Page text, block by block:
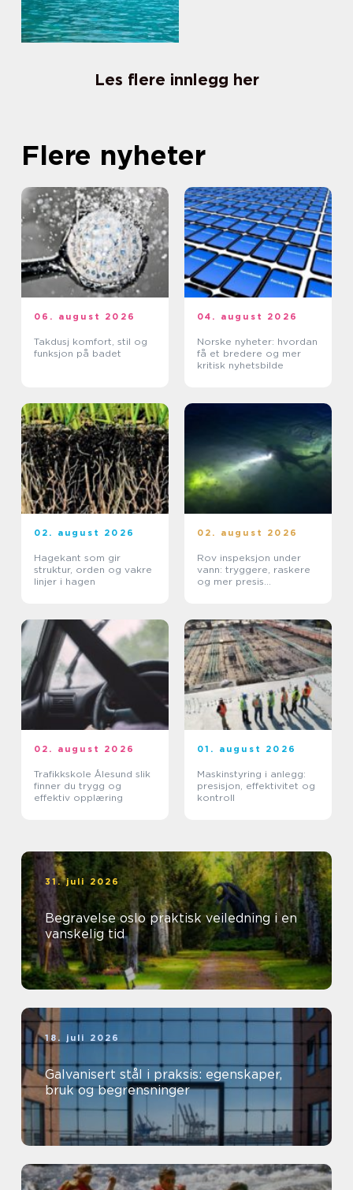
Les flere innlegg her
Flere nyheter
06. august 2026
Takdusj komfort, stil og
funksjon på badet
04. august 2026
Norske nyheter: hvordan
få et bredere og mer
kritisk nyhetsbilde
02. august 2026
Hagekant som gir
struktur, orden og vakre
linjer i hagen
02. august 2026
Rov inspeksjon under
vann: tryggere, raskere
og mer presis
02. august 2026
Trafikkskole Ålesund slik
finner du trygg og
effektiv opplæring
01. august 2026
Maskinstyring i anlegg:
presisjon, effektivitet og
kontroll
31. juli 2026
Begravelse oslo praktisk veiledning i en
vanskelig tid
18. juli 2026
Galvanisert stål i praksis: egenskaper,
bruk og begrensninger